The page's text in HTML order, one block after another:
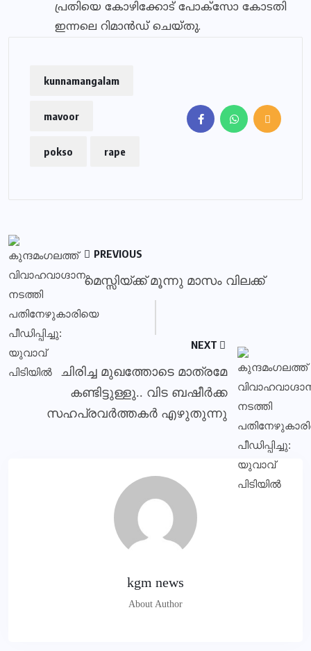
പ്രതിയെ കോഴിക്കോട് പോക്‌സോ കോടതി
ഇന്നലെ റിമാന്‍ഡ് ചെയ്തു.
kunnamangalam
mavoor
pokso rape
PREVIOUS
മെസ്സിയ്ക്ക് മൂന്നു മാസം വിലക്ക്
NEXT
ചിരിച്ച മുഖത്തോടെ മാത്രമേ
കണ്ടിട്ടുള്ളു.. വിട ബഷീർക്ക
സഹപ്രവർത്തകർ എഴുതുന്നു
kgm news
About Author